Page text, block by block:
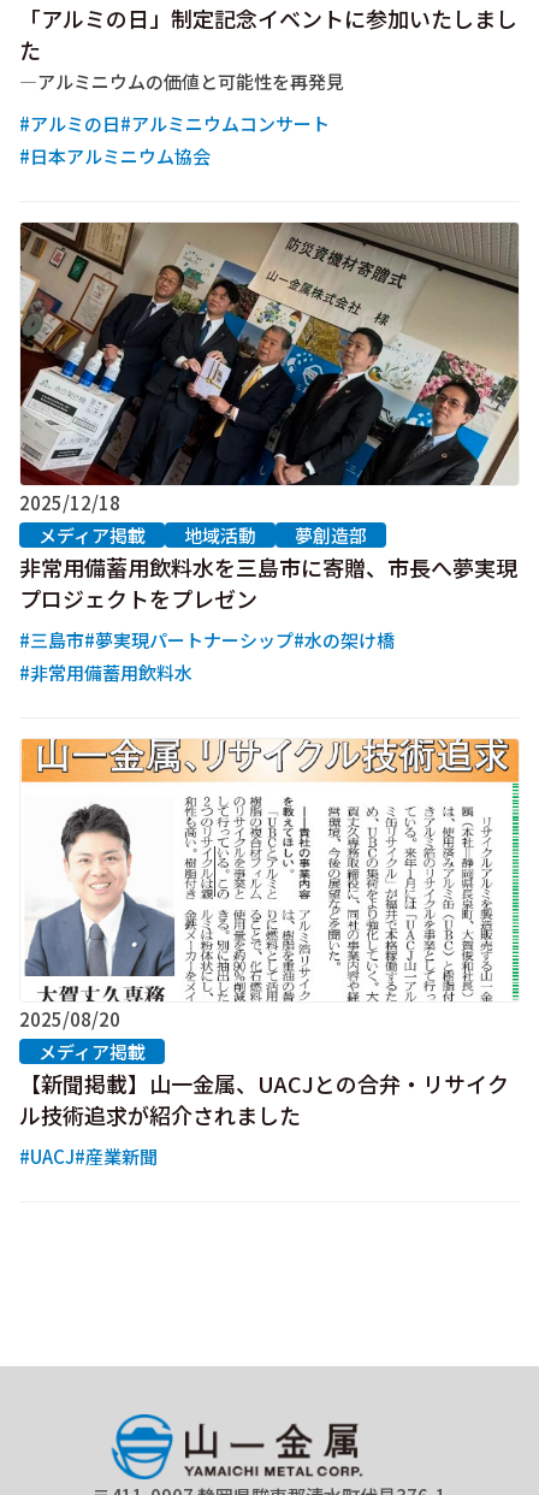
「アルミの日」制定記念イベントに参加いたしまし
た
―アルミニウムの価値と可能性を再発見
#アルミの日#アルミニウムコンサート
#日本アルミニウム協会
2025/12/18
メディア掲載
地域活動 夢創造部
非常用備蓄用飲料水を三島市に寄贈、市長へ夢実現
プロジェクトをプレゼン
#三島市#夢実現パートナーシップ#水の架け橋
#非常用備蓄用飲料水
2025/08/20
メディア掲載
【新聞掲載】山一金属、UACJとの合弁・リサイク
ル技術追求が紹介されました
#UACJ#産業新聞